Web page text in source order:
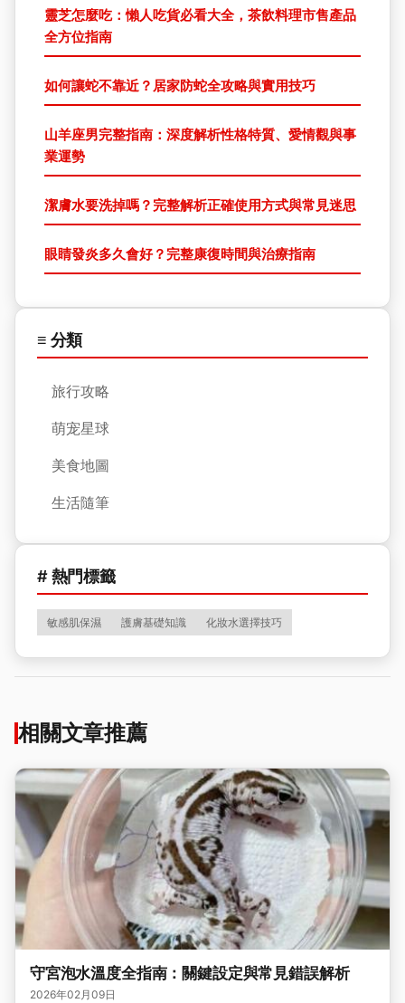
靈芝怎麼吃：懶人吃貨必看大全，茶飲料理市售產品
全方位指南
如何讓蛇不靠近？居家防蛇全攻略與實用技巧
山羊座男完整指南：深度解析性格特質、愛情觀與事
業運勢
潔膚水要洗掉嗎？完整解析正確使用方式與常見迷思
眼睛發炎多久會好？完整康復時間與治療指南
≡ 分類
旅行攻略
萌宠星球
美食地圖
生活隨筆
# 熱門標籤
敏感肌保濕 護膚基礎知識 化妝水選擇技巧
相關文章推薦
守宮泡水溫度全指南：關鍵設定與常見錯誤解析
2026年02月09日